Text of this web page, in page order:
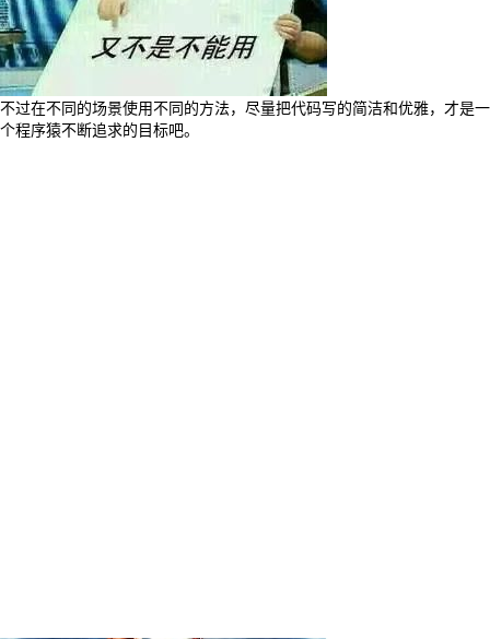
不过在不同的场景使用不同的方法，尽量把代码写的简洁和优雅，才是一
个程序猿不断追求的目标吧。